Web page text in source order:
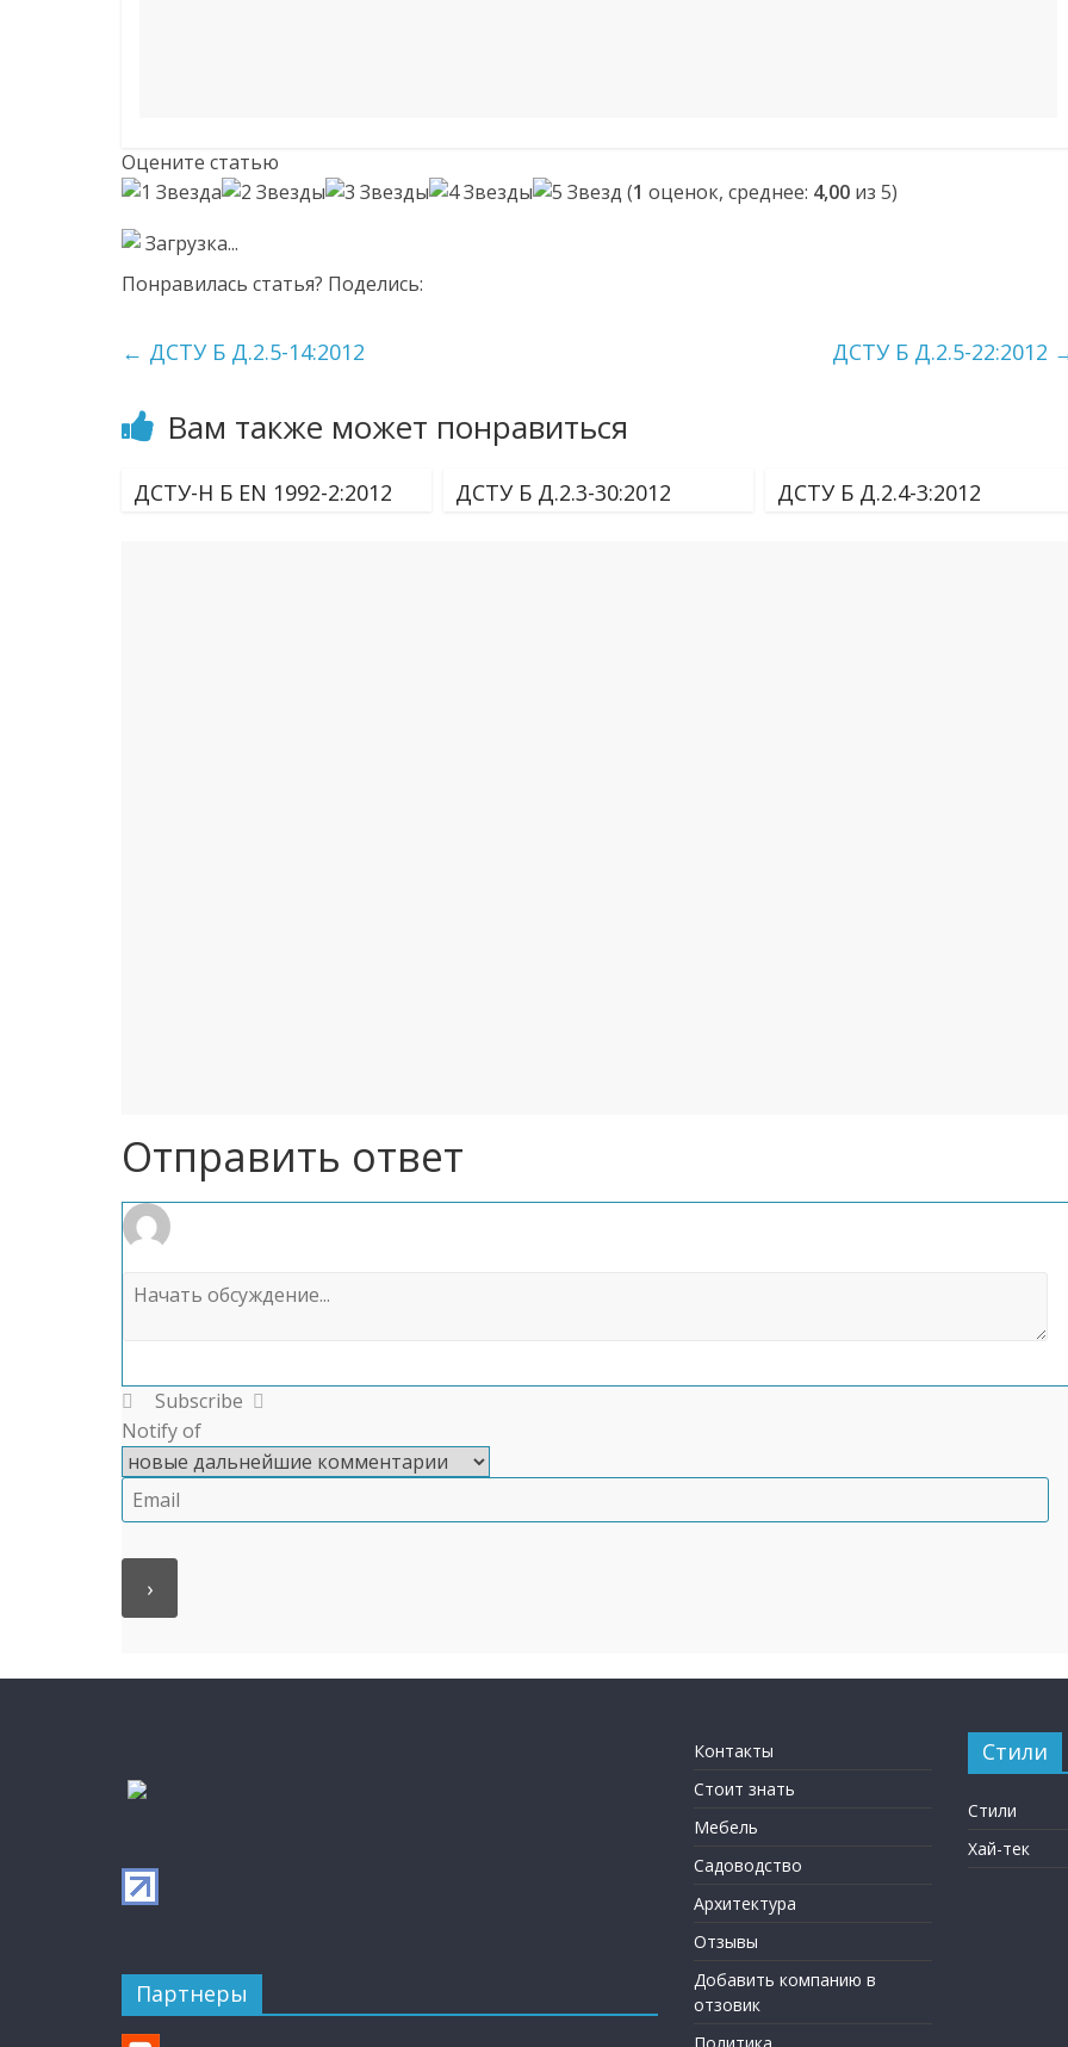
Оцените статью
(1 оценок, среднее: 4,00 из 5)
Загрузка...
Понравилась статья? Поделись:
← ДСТУ Б Д.2.5-14:2012 ДСТУ Б Д.2.5-22:2012
Вам также может понравиться
ДСТУ-Н Б EN 1992-2:2012 ДСТУ Б Д.2.3-30:2012 ДСТУ Б Д.2.4-3:2012
Отправить ответ
Subscribe
Notify of
Партнеры
Контакты
Стоит знать
Мебель
Садоводство
Архитектура
Отзывы
Добавить компанию в
отзовик
Стили
Стили
Хай-тек